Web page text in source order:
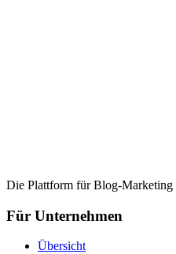
Die Plattform für Blog-Marketing
Für Unternehmen
Übersicht